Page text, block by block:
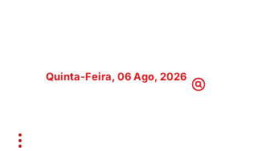
Quinta-Feira, 06 Ago, 2026